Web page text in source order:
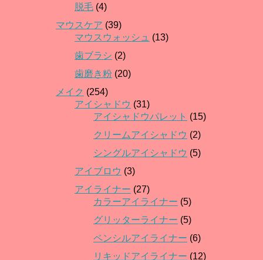
脱毛 (4)
マウスケア (39)
マウスウォッシュ (13)
歯ブラシ (2)
歯磨き粉 (20)
メイク (254)
アイシャドウ (31)
アイシャドウパレット (15)
クリームアイシャドウ (2)
シングルアイシャドウ (5)
アイブロウ (3)
アイライナー (27)
カラーアイライナー (5)
グリッターライナー (5)
ペンシルアイライナー (6)
リキッドアイライナー (12)